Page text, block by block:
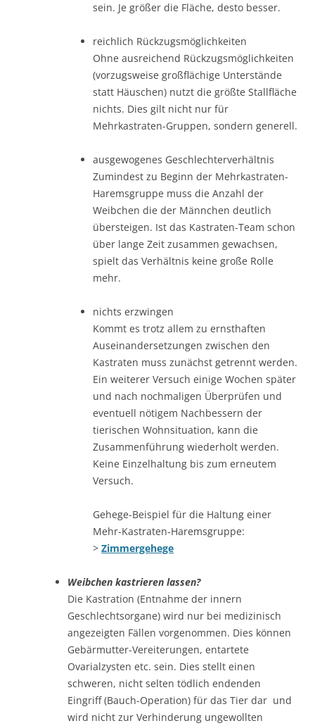
sein. Je größer die Fläche, desto besser.
reichlich Rückzugsmöglichkeiten
Ohne ausreichend Rückzugsmöglichkeiten
(vorzugsweise großflächige Unterstände
statt Häuschen) nutzt die größte Stallfläche
nichts. Dies gilt nicht nur für
Mehrkastraten-Gruppen, sondern generell.
ausgewogenes Geschlechterverhältnis
Zumindest zu Beginn der Mehrkastraten-
Haremsgruppe muss die Anzahl der
Weibchen die der Männchen deutlich
übersteigen. Ist das Kastraten-Team schon
über lange Zeit zusammen gewachsen,
spielt das Verhältnis keine große Rolle
mehr.
nichts erzwingen
Kommt es trotz allem zu ernsthaften
Auseinandersetzungen zwischen den
Kastraten muss zunächst getrennt werden.
Ein weiterer Versuch einige Wochen später
und nach nochmaligen Überprüfen und
eventuell nötigem Nachbessern der
tierischen Wohnsituation, kann die
Zusammenführung wiederholt werden.
Keine Einzelhaltung bis zum erneutem
Versuch.
Gehege-Beispiel für die Haltung einer
Mehr-Kastraten-Haremsgruppe:
> Zimmergehege
Weibchen kastrieren lassen?
Die Kastration (Entnahme der innern
Geschlechtsorgane) wird nur bei medizinisch
angezeigten Fällen vorgenommen. Dies können
Gebärmutter-Vereiterungen, entartete
Ovarialzysten etc. sein. Dies stellt einen
schweren, nicht selten tödlich endenden
Eingriff (Bauch-Operation) für das Tier dar und
wird nicht zur Verhinderung ungewollten